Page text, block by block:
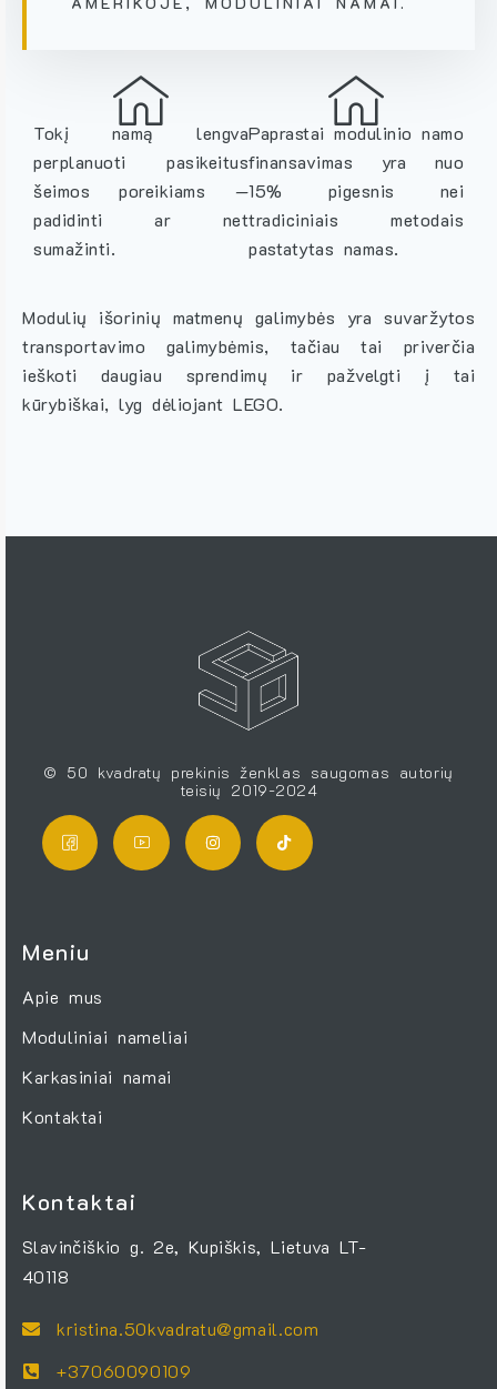
Tokį namą lengva
perplanuoti pasikeitus
šeimos poreikiams —
padidinti ar net
sumažinti.
Paprastai modulinio namo
finansavimas yra nuo
15% pigesnis nei
tradiciniais metodais
pastatytas namas.
Modulių išorinių matmenų galimybės yra suvaržytos
transportavimo galimybėmis, tačiau tai priverčia
ieškoti daugiau sprendimų ir pažvelgti į tai
kūrybiškai, lyg dėliojant LEGO.
© 50 kvadratų prekinis ženklas saugomas autorių
teisių 2019-2024
Meniu
Apie mus
Moduliniai nameliai
Karkasiniai namai
Kontaktai
Kontaktai
Slavinčiškio g. 2e, Kupiškis, Lietuva LT-
40118
kristina.50kvadratu@gmail.com
+37060090109